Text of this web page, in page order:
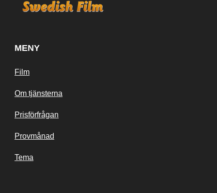
MENY
Film
Om tjänsterna
Prisförfrågan
Provmånad
Tema